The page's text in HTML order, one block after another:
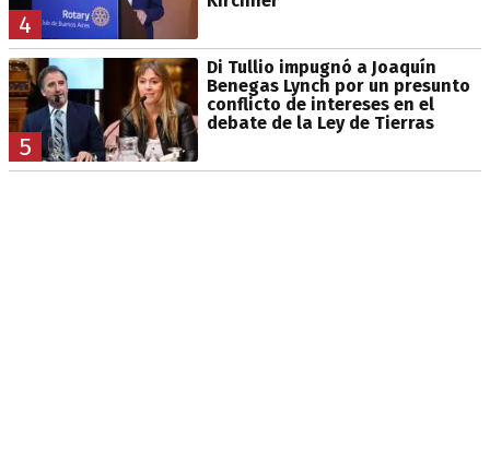
4
5
Di Tullio impugnó a Joaquín
Benegas Lynch por un presunto
conflicto de intereses en el
debate de la Ley de Tierras